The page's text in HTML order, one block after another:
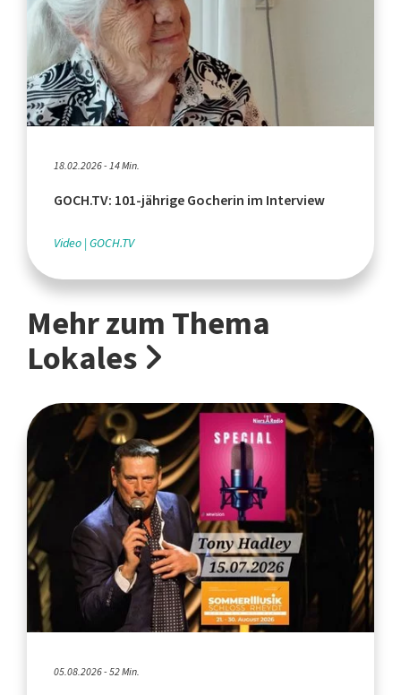
18.02.2026 - 14 Min.
GOCH.TV: 101-jährige Gocherin im Interview
Video GOCH.TV
Mehr zum Thema
Lokales
05.08.2026 - 52 Min.